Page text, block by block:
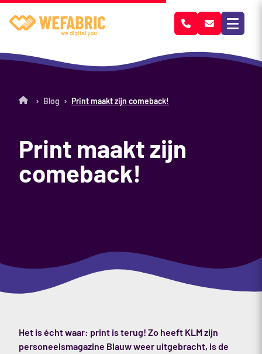
Print maakt zijn
comeback!
› Blog › Print maakt zijn comeback!
Het is écht waar: print is terug! Zo heeft KLM zijn
personeelsmagazine Blauw weer uitgebracht, is de